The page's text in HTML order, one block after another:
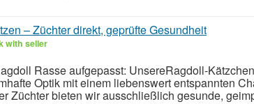
– Züchter direkt, geprüfte Gesundheit
with seller
Rasse aufgepasst: UnsereRagdoll-
Optik mit einem liebenswert entspannten
Züchter bieten wir ausschließlich gesunde,